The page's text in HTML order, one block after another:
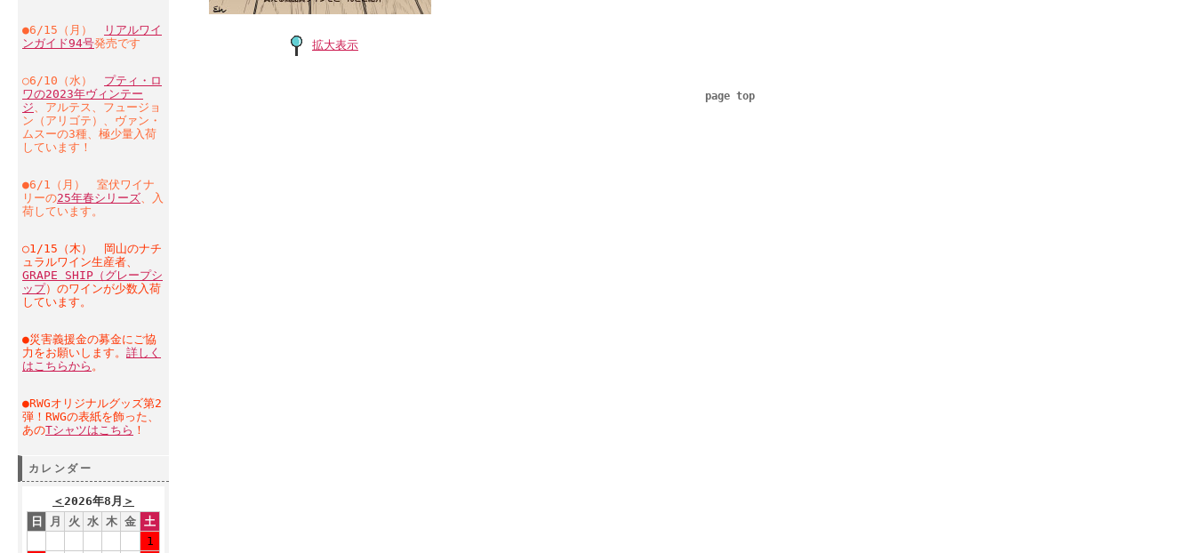
●6/15（月）
リアルワイ
ンガイド94号発売です
○6/10（水） プティ・ロ
ワの2023年ヴィンテー
ジ、アルテス、フュージョ
ン（アリゴテ）、ヴァン・
ムスーの3種、極少量入荷
しています！
●6/1（月） 室伏ワイナ
リーの25年春シリーズ、入
荷しています。
○1/15（木） 岡山のナチ
ュラルワイン生産者、
GRAPE SHIP（グレープシ
ップ）のワインが少数入荷
しています。
●災害義援金の募金にご協
力をお願いします。 詳しく
はこちらから 。
●RWGオリジナルグッズ第2
弾！RWGの表紙を飾った、
あのTシャツはこちら ！
カレンダー
＜2026年8月 ＞
日
月 火 水 木 金 土
1
拡大表示
page top